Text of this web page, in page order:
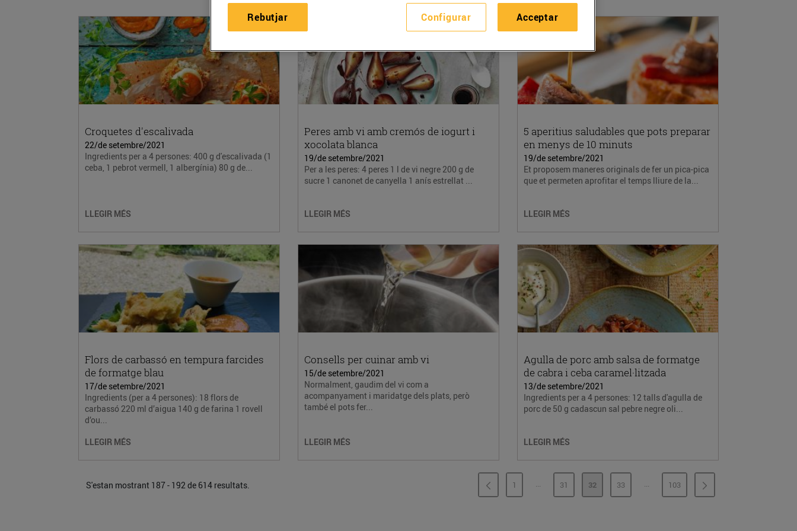
Croquetes d'escalivada
22/de setembre/2021
Ingredients per a 4 persones: 400 g d'escalivada (1
ceba, 1 pebrot vermell, 1 albergínia) 80 g de...
LLEGIR MÉS
Peres amb vi amb cremós de iogurt i
xocolata blanca
19/de setembre/2021
Per a les peres: 4 peres 1 l de vi negre 200 g de
sucre 1 canonet de canyella 1 anís estrellat ...
LLEGIR MÉS
5 aperitius saludables que pots preparar
en menys de 10 minuts
19/de setembre/2021
Et proposem maneres originals de fer un pica-pica
que et permeten aprofitar el temps lliure de la...
LLEGIR MÉS
Flors de carbassó en tempura farcides
de formatge blau
17/de setembre/2021
Ingredients (per a 4 persones): 18 flors de
carbassó 220 ml d’aigua 140 g de farina 1 rovell
d’ou...
LLEGIR MÉS
Consells per cuinar amb vi
15/de setembre/2021
Normalment, gaudim del vi com a
acompanyament i maridatge dels plats, però
també el pots fer...
LLEGIR MÉS
Agulla de porc amb salsa de formatge
de cabra i ceba caramel·litzada
13/de setembre/2021
Ingredients per a 4 persones: 12 talls d'agulla de
porc de 50 g cadascun sal pebre negre oli...
LLEGIR MÉS
S'estan mostrant 187 - 192 de 614 resultats. PÀGINA
1 ...PÀGINES INTERMÈDIES
PÀGINA
31 PÀGINA
32 PÀGINA
33 ...PÀGINES INTERMÈDIES
PÀGINA
103
Configurar
Rebutjar Acceptar